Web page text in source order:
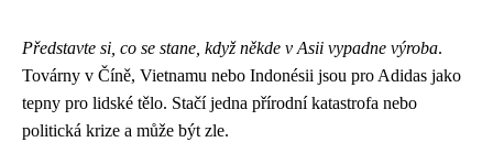
Představte si, co se stane, když někde v Asii vypadne výroba.
Továrny v Číně, Vietnamu nebo Indonésii jsou pro Adidas jako
tepny pro lidské tělo. Stačí jedna přírodní katastrofa nebo
politická krize a může být zle.